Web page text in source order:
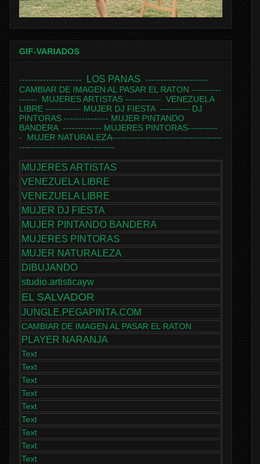
GIF-VARIADOS
--------------------- LOS PANAS ---------------------
CAMBIAR DE IMAGEN AL PASAR EL RATON ----------
------ MUJERES ARTISTAS ------------ VENEZUELA
LIBRE ------------ MUJER DJ FIESTA---------- DJ
PINTORAS --------------- MUJER PINTANDO
BANDERA------------- MUJERES PINTORAS----------
- MUJER NATURALEZA-------------------------------------
--------------------------------
MUJERES ARTISTAS
VENEZUELA LIBRE
VENEZUELA LIBRE
MUJER DJ FIESTA
MUJER PINTANDO BANDERA
MUJERES PINTORAS
MUJER NATURALEZA
DIBUJANDO
studio.artisticayw
EL SALVADOR
JUNGLE.PEGAPINTA.COM
CAMBIAR DE IMAGEN AL PASAR EL RATON
PLAYER NARANJA
Text
Text
Text
Text
Text
Text
Text
Text
Text